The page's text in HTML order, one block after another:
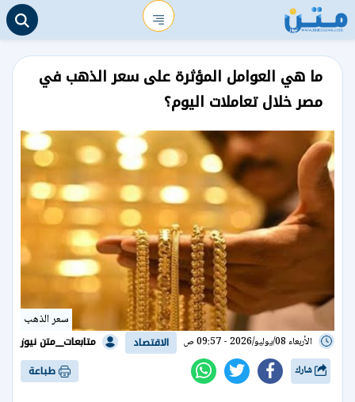
ما هي العوامل المؤثرة على سعر الذهب في
مصر خلال تعاملات اليوم؟
سعر الذهب
الأربعاء 08/يوليو/2026 - 09:57 ص الاقتصاد متابعات__متن نيوز
طباعة